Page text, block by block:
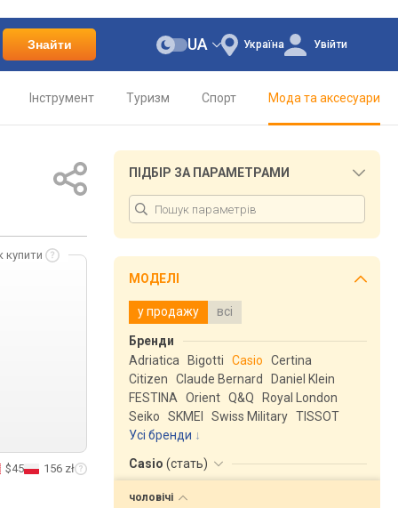
Знайти Україна
UA Увійти
Інструмент Туризм Спорт Мода та аксесуари
купити
$45 156 zł
ПІДБІР ЗА ПАРАМЕТРАМИ
МОДЕЛІ
у продажу всі
Бренди
Adriatica
Bigotti Casio
Certina
Citizen
Claude Bernard
Daniel Klein
FESTINA
Orient Q&Q
Royal London
Seiko
SKMEI Swiss Military TISSOT
Усі бренди
Casio (стать)
чоловічі